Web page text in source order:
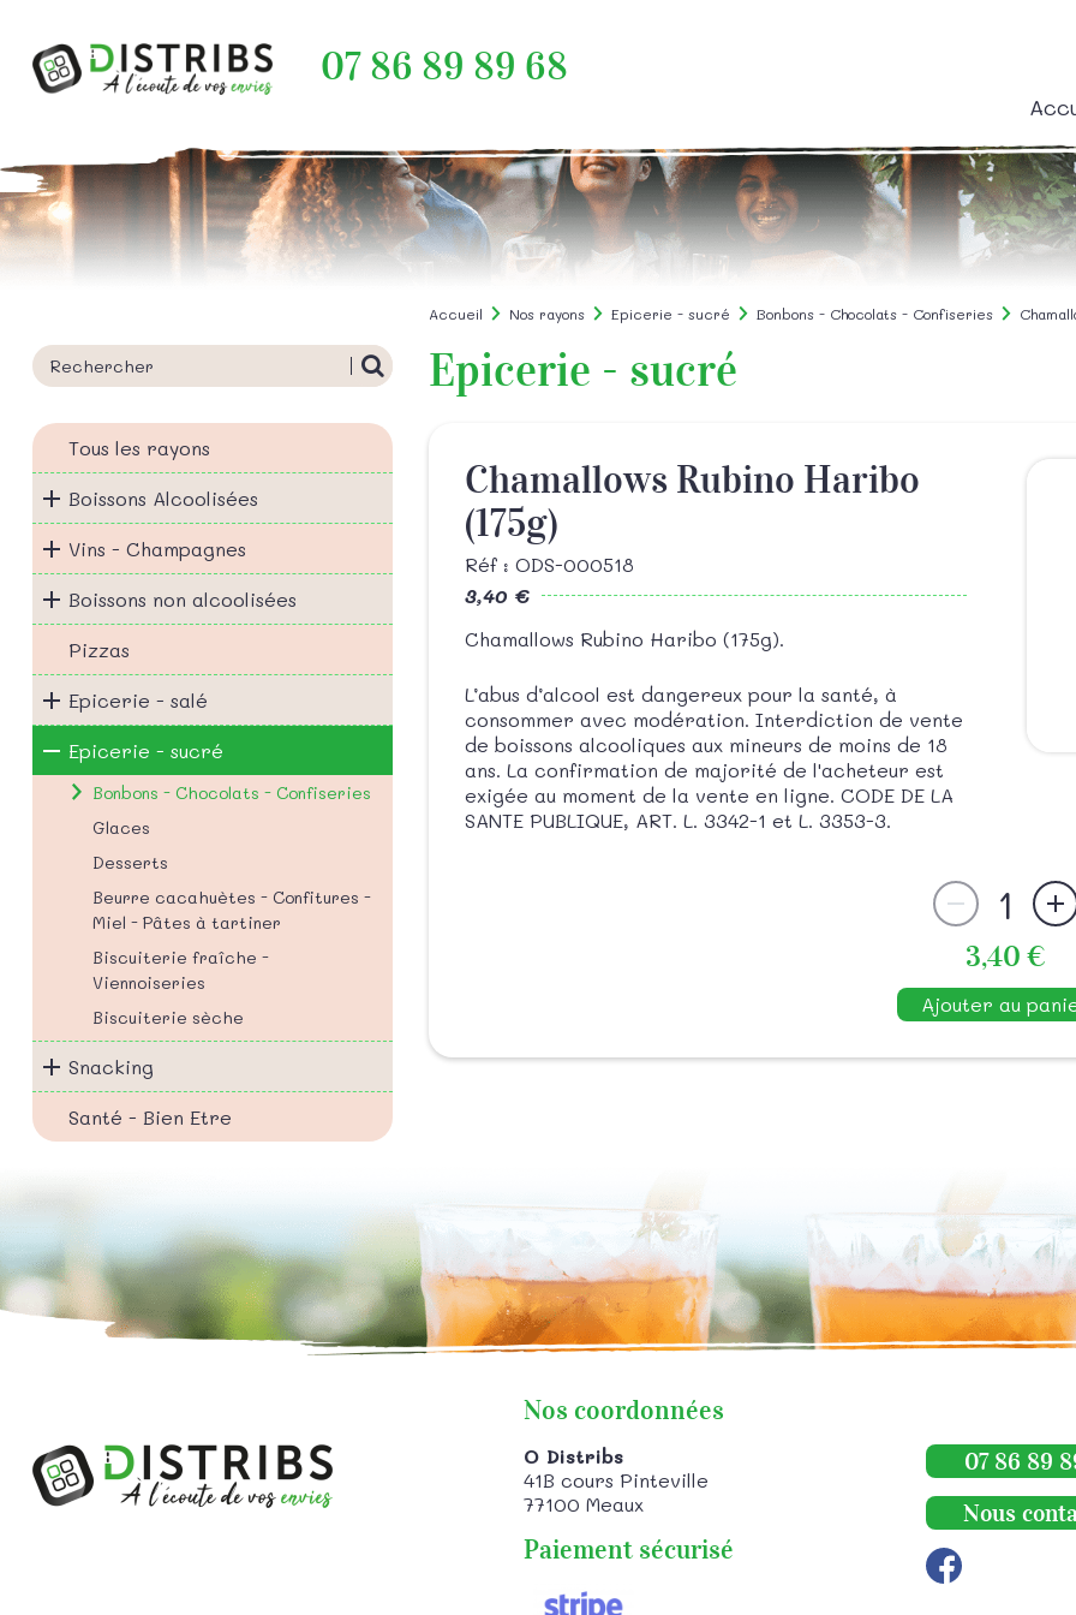
07 86 89 89 68
Accueil Nos rayons Epicerie - sucré Bonbons - Chocolats - Confiseries
Tous les rayons
Boissons Alcoolisées
Vins - Champagnes
Boissons non alcoolisées
Pizzas
Epicerie - salé
Epicerie - sucré
Bonbons - Chocolats - Confiseries
Glaces
Desserts
Beurre cacahuètes - Confitures -
Miel - Pâtes à tartiner
Biscuiterie fraîche -
Viennoiseries
Biscuiterie sèche
Snacking
Santé - Bien Etre
Epicerie - sucré
Chamallows Rubino Haribo
(175g)
Réf : ODS-000518
3,40 €
Chamallows Rubino Haribo (175g).
L’abus d’alcool est dangereux pour la santé, à
consommer avec modération. Interdiction de vente
de boissons alcooliques aux mineurs de moins de 18
ans. La confirmation de majorité de l'acheteur est
exigée au moment de la vente en ligne. CODE DE LA
SANTE PUBLIQUE, ART. L. 3342-1 et L. 3353-3.
1
3,40 €
Ajouter au
Nos coordonnées
O Distribs
41B cours Pinteville
77100 Meaux
Paiement sécurisé
07 86 89
Nous